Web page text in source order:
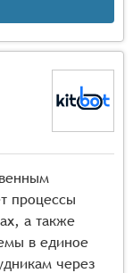
процессы
а также
в единое
через